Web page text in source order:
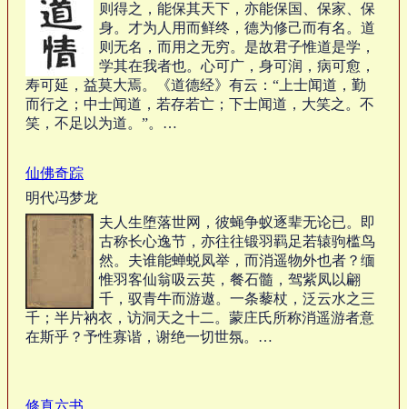
则得之，能保其天下，亦能保国、保家、保
身。才为人用而鲜终，德为修己而有名。道
则无名，而用之无穷。是故君子惟道是学，
学其在我者也。心可广，身可润，病可愈，
寿可延，益莫大焉。《道德经》有云：“上士闻道，勤
而行之；中士闻道，若存若亡；下士闻道，大笑之。不
笑，不足以为道。”。…
仙佛奇踪
明代冯梦龙
夫人生堕落世网，彼蝇争蚁逐辈无论已。即
古称长心逸节，亦往往锻羽羁足若辕驹槛鸟
然。夫谁能蝉蜕凤举，而消遥物外也者？缅
惟羽客仙翁吸云英，餐石髓，驾紫凤以翩
千，驭青牛而游遨。一条藜杖，泛云水之三
千；半片衲衣，访洞天之十二。蒙庄氏所称消遥游者意
在斯乎？予性寡谐，谢绝一切世氛。…
修真六书